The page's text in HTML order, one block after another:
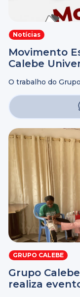
Notícias
Movimento
Calebe
idade
O trabalho do
Federal com um
espiritual e social ...
GRUPO CALEBE
Grupo
realiza